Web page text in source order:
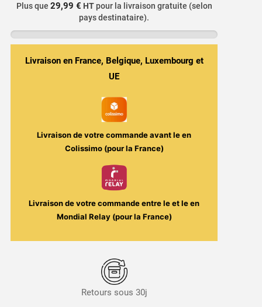
&
Fraîcheur
Plus que 29,99 € HTpour la livraison gratuite (selon
pays destinataire).
Livraison en France, Belgique, Luxembourg et
UE
Livraison de votre commande avant leen
Colissimo (pour la France)
Livraison de votre commande entre leet leen
Mondial Relay (pour la France)
Retours sous 30j